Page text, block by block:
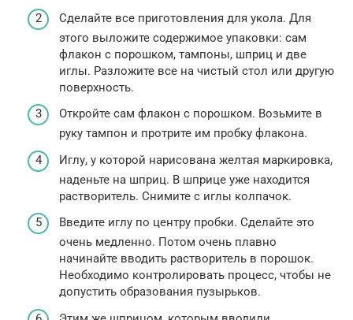
Сделайте все приготовления для укола. Для
этого выложите содержимое упаковки: сам
флакон с порошком, тампоны, шприц и две
иглы. Разложите все на чистый стол или другую
поверхность.
Откройте сам флакон с порошком. Возьмите в
руку тампон и протрите им пробку флакона.
Иглу, у которой нарисована желтая маркировка,
наденьте на шприц. В шприце уже находится
растворитель. Снимите с иглы колпачок.
Введите иглу по центру пробки. Сделайте это
очень медленно. Потом очень плавно
начинайте вводить растворитель в порошок.
Необходимо контролировать процесс, чтобы не
допустить образования пузырьков.